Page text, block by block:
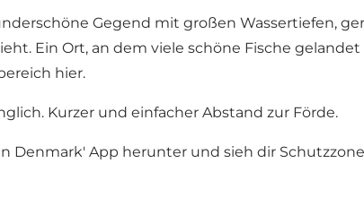
Gegend mit großen Wassertiefen,
Ein Ort, an dem viele schöne Fische
hier.
Kurzer und einfacher Abstand zur Förde.
Denmark' App herunter und sieh dir